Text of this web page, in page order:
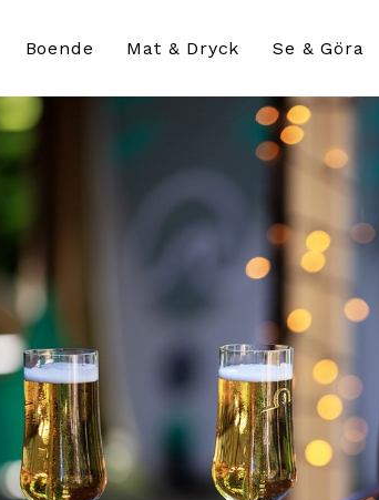
Boende Mat & Dryck Se & Göra